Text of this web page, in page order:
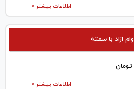
اطلاعات بیشتر >
وام ازاد با سفته
تومان
اطلاعات بیشتر >